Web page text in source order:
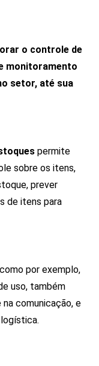
o controle de
monitoramento
setor, até sua
permite
sobre os itens,
prever
de itens para
por exemplo,
uso, também
na comunicação, e